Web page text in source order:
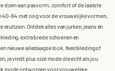
doen aan pasvorm, comfort of de laatste
40-64 met oog voor de vrouwelijke vormen,
eruitzien. Ontdek alles van jurken, jeans en
extra brede schoenen en
nieuwe alledaagse look, feestkleding of
je vindt plus size mode die echt als jou
mode ontworpen voor vrouwelijke